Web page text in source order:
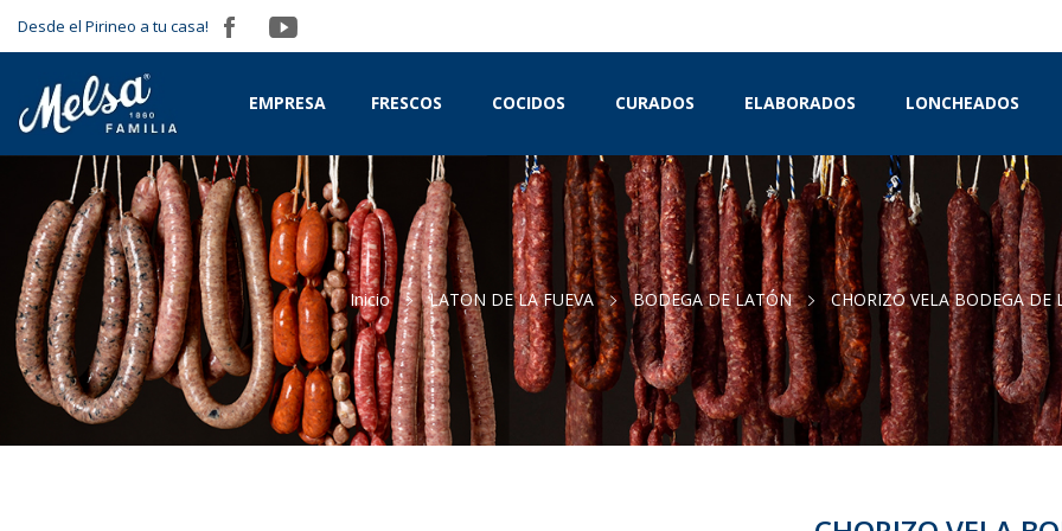
Desde el Pirineo a tu casa!
EMPRESA FRESCOS COCIDOS CURADOS ELABORADOS LONCHEADOS
Inicio LATON DE LA FUEVA BODEGA DE LATÓN CHORIZO VELA BODEGA DE